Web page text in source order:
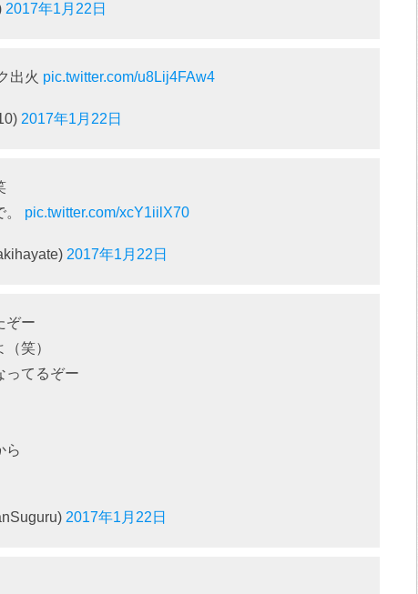
2017年1月22日
出火 pic.twitter.com/u8Lij4FAw4
2017年1月22日
。 pic.twitter.com/xcY1iilX70
2017年1月22日
ぞー
笑）
ってるぞー
ら
2017年1月22日